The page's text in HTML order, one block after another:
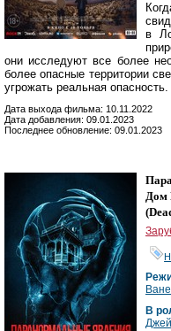
в
они исследуют все более
более опасные территории
угрожать реальная опасность.
Дата выхода фильма: 10.11.2022
Дата добавления: 09.01.2023
Последнее обновление: 09.01.2023
Дом
(
В